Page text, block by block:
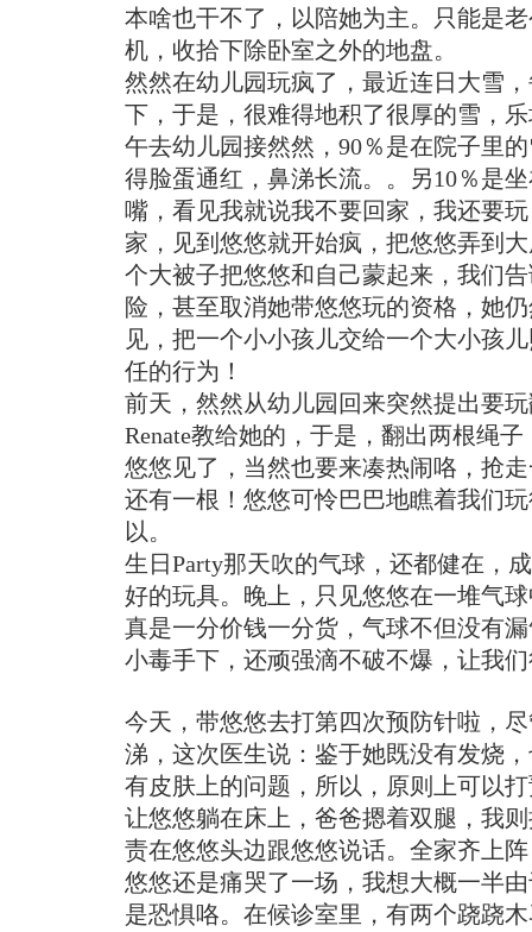
本啥也干不了，以陪她为主。只能是
机，收拾下除卧室之外的地盘。
然然在幼儿园玩疯了，最近连日大雪
下，于是，很难得地积了很厚的雪，
午去幼儿园接然然，90％是在院子里
得脸蛋通红，鼻涕长流。。另10％是
嘴，看见我就说我不要回家，我还要
家，见到悠悠就开始疯，把悠悠弄到
个大被子把悠悠和自己蒙起来，我们
险，甚至取消她带悠悠玩的资格，她
见，把一个小小孩儿交给一个大小孩
任的行为！
前天，然然从幼儿园回来突然提出要
Renate教给她的，于是，翻出两根绳
悠悠见了，当然也要来凑热闹咯，抢
还有一根！悠悠可怜巴巴地瞧着我们
以。
生日Party那天吹的气球，还都健在，
好的玩具。晚上，只见悠悠在一堆气
真是一分价钱一分货，气球不但没有
小毒手下，还顽强滴不破不爆，让我
今天，带悠悠去打第四次预防针啦，
涕，这次医生说：鉴于她既没有发烧
有皮肤上的问题，所以，原则上可以
让悠悠躺在床上，爸爸摁着双腿，我
责在悠悠头边跟悠悠说话。全家齐上
悠悠还是痛哭了一场，我想大概一半
是恐惧咯。在候诊室里，有两个跷跷